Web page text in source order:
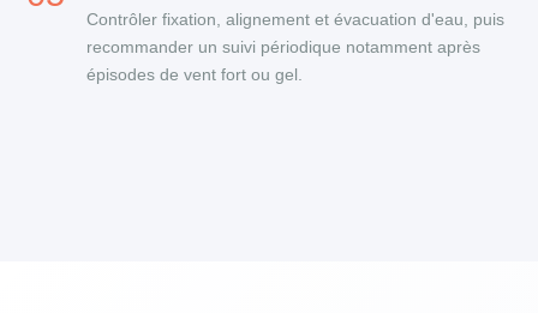
Contrôler fixation, alignement et évacuation d'eau, puis
recommander un suivi périodique notamment après
épisodes de vent fort ou gel.